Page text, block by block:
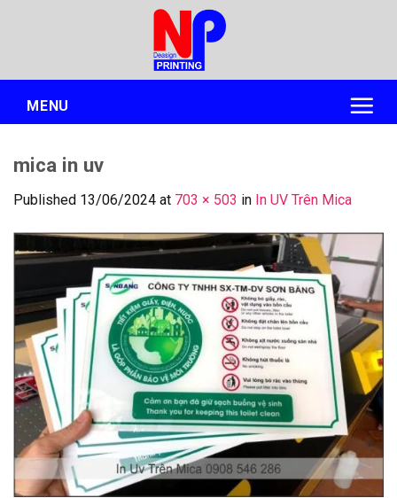
MENU
mica in uv
Published 13/06/2024 at 703 × 503 in In UV Trên Mica